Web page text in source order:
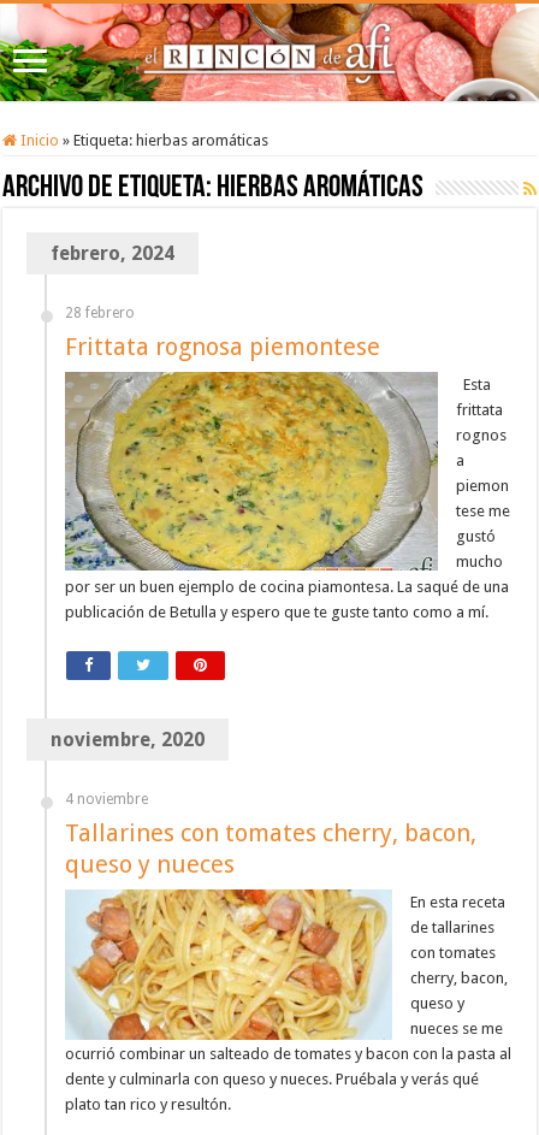
Inicio » Etiqueta: hierbas aromáticas
Archivo de etiqueta: hierbas aromáticas
febrero, 2024
28 febrero
Frittata rognosa piemontese
Esta
frittata
rognos
a
piemon
tese me
gustó
mucho
por ser un buen ejemplo de cocina piamontesa. La saqué de una
publicación de Betulla y espero que te guste tanto como a mí.
noviembre, 2020
4 noviembre
Tallarines con tomates cherry, bacon,
queso y nueces
En esta receta
de tallarines
con tomates
cherry, bacon,
queso y
nueces se me
ocurrió combinar un salteado de tomates y bacon con la pasta al
dente y culminarla con queso y nueces. Pruébala y verás qué
plato tan rico y resultón.